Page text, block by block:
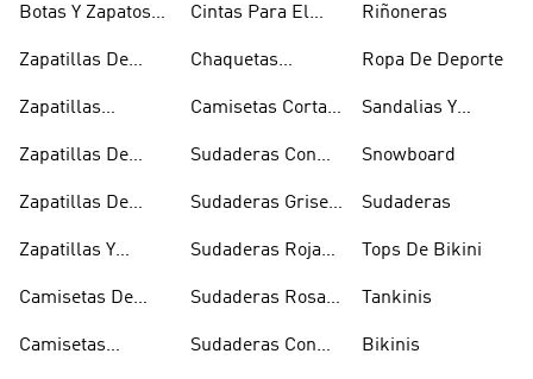
Botas Y Zapatos
Zapatillas De
Zapatillas
Zapatillas De
Zapatillas De
Zapatillas Y
Camisetas De
Camisetas
Cintas Para El
Chaquetas
Camisetas Cortas
Sudaderas Con
Sudaderas Grises
Sudaderas Rojas
Sudaderas Rosas
Sudaderas Con
Riñoneras
Ropa De Deporte
Sandalias Y
Snowboard
Sudaderas
Tops De Bikini
Tankinis
Bikinis